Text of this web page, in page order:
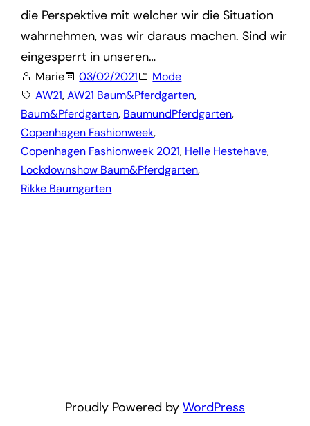
die Perspektive mit welcher wir die Situation
wahrnehmen, was wir daraus machen. Sind wir
eingesperrt in unseren…
Marie 03/02/2021
Mode
AW21, AW21 Baum&Pferdgarten,
Baum&Pferdgarten, BaumundPferdgarten,
Copenhagen Fashionweek,
Copenhagen Fashionweek 2021, Helle Hestehave,
Lockdownshow Baum&Pferdgarten,
Rikke Baumgarten
Proudly Powered by WordPress